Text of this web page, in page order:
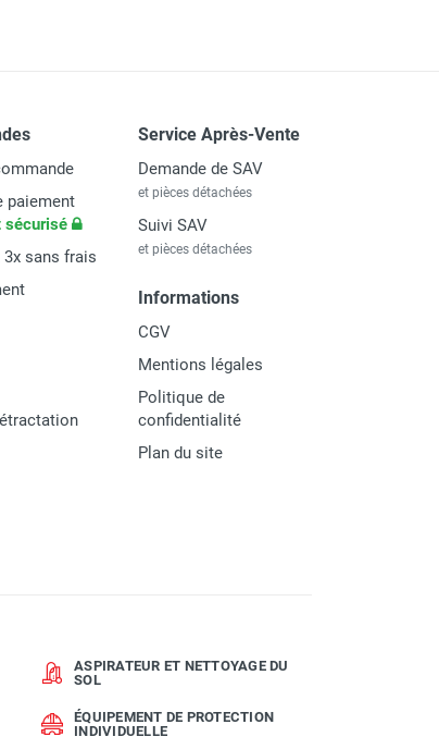
paiement
sécurisé
3x sans frais
Service Après-Vente
Demande de SAV
et pièces détachées
Suivi SAV
et pièces détachées
Informations
CGV
Mentions légales
Politique de
confidentialité
Plan du site
ASPIRATEUR ET NETTOYAGE DU
SOL
ÉQUIPEMENT DE PROTECTION
INDIVIDUELLE